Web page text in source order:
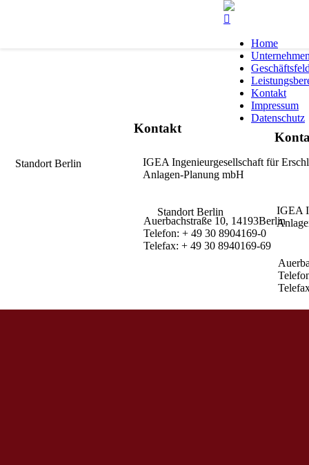
IGEA
Standort Berlin
Kontakt
IGEA Ingenieurgesellschaft für
Anlagen-Planung mbH
Standort Berlin
Auerbachstraße 10, 14193Berlin
Telefon: + 49 30 8904169-0
Telefax: + 49 30 8940169-69
Home
Kontakt
Impressum
Datenschutz